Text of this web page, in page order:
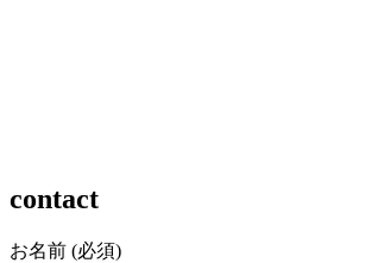
contact
お名前 (必須)